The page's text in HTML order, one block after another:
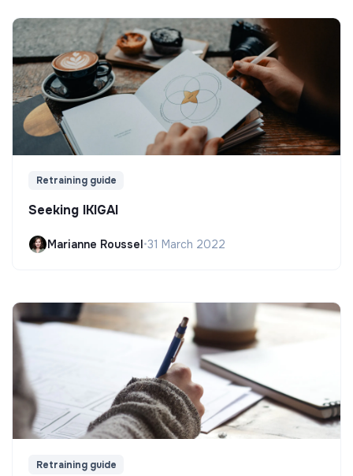
Retraining guide
Seeking IKIGAI
Marianne Roussel•31 March 2022
Retraining guide